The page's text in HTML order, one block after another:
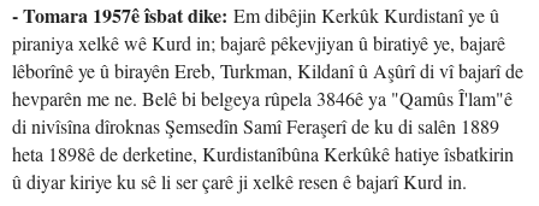
- Tomara 1957ê îsbat dike: Em dibêjin Kerkûk Kurdistanî ye û
piraniya xelkê wê Kurd in; bajarê pêkevjiyan û biratiyê ye, bajarê
lêborînê ye û birayên Ereb, Turkman, Kildanî û Aşûrî di vî bajarî de
hevparên me ne. Belê bi belgeya rûpela 3846ê ya "Qamûs Î'lam"ê
di nivîsîna dîroknas Şemsedîn Samî Feraşerî de ku di salên 1889
heta 1898ê de derketine, Kurdistanîbûna Kerkûkê hatiye îsbatkirin
û diyar kiriye ku sê li ser çarê ji xelkê resen ê bajarî Kurd in.